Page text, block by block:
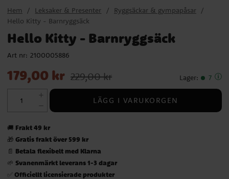
Hem Leksaker & Presenter
Ryggsäckar & gympapåsar
Hello Kitty - Barnryggsäck
Hello Kitty - Barnryggsäck
Art nr: 2100005886
Nuvarande pris
179,00 kr 229,00 kr Lager: 7
LÄGG I VARUKORGEN
🚚 Frakt 49 kr
🎁 Gratis frakt över 599 kr
📄 Betala flexibelt med Klarna
🌱 Svanenmärkt leverans 1-3 dagar
✅ Officiellt licensierade produkter